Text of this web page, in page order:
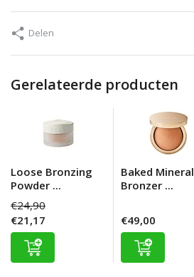
Delen
Gerelateerde producten
Loose Bronzing
Powder ...
€24,90
€21,17
Baked Mineral
Bronzer ...
€49,00